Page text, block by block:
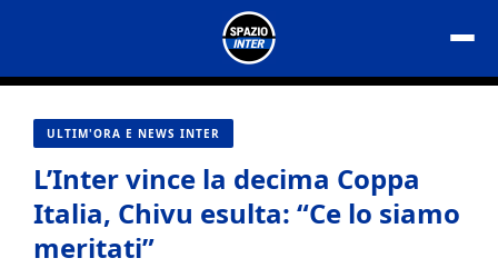
contenuto
ULTIM'ORA E NEWS INTER
L’Inter vince la decima Coppa
Italia, Chivu esulta: “Ce lo siamo
meritati”